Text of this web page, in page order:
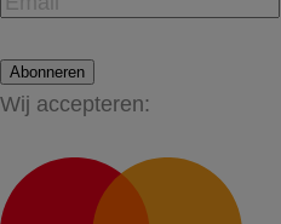
Abonneren
Wij accepteren: